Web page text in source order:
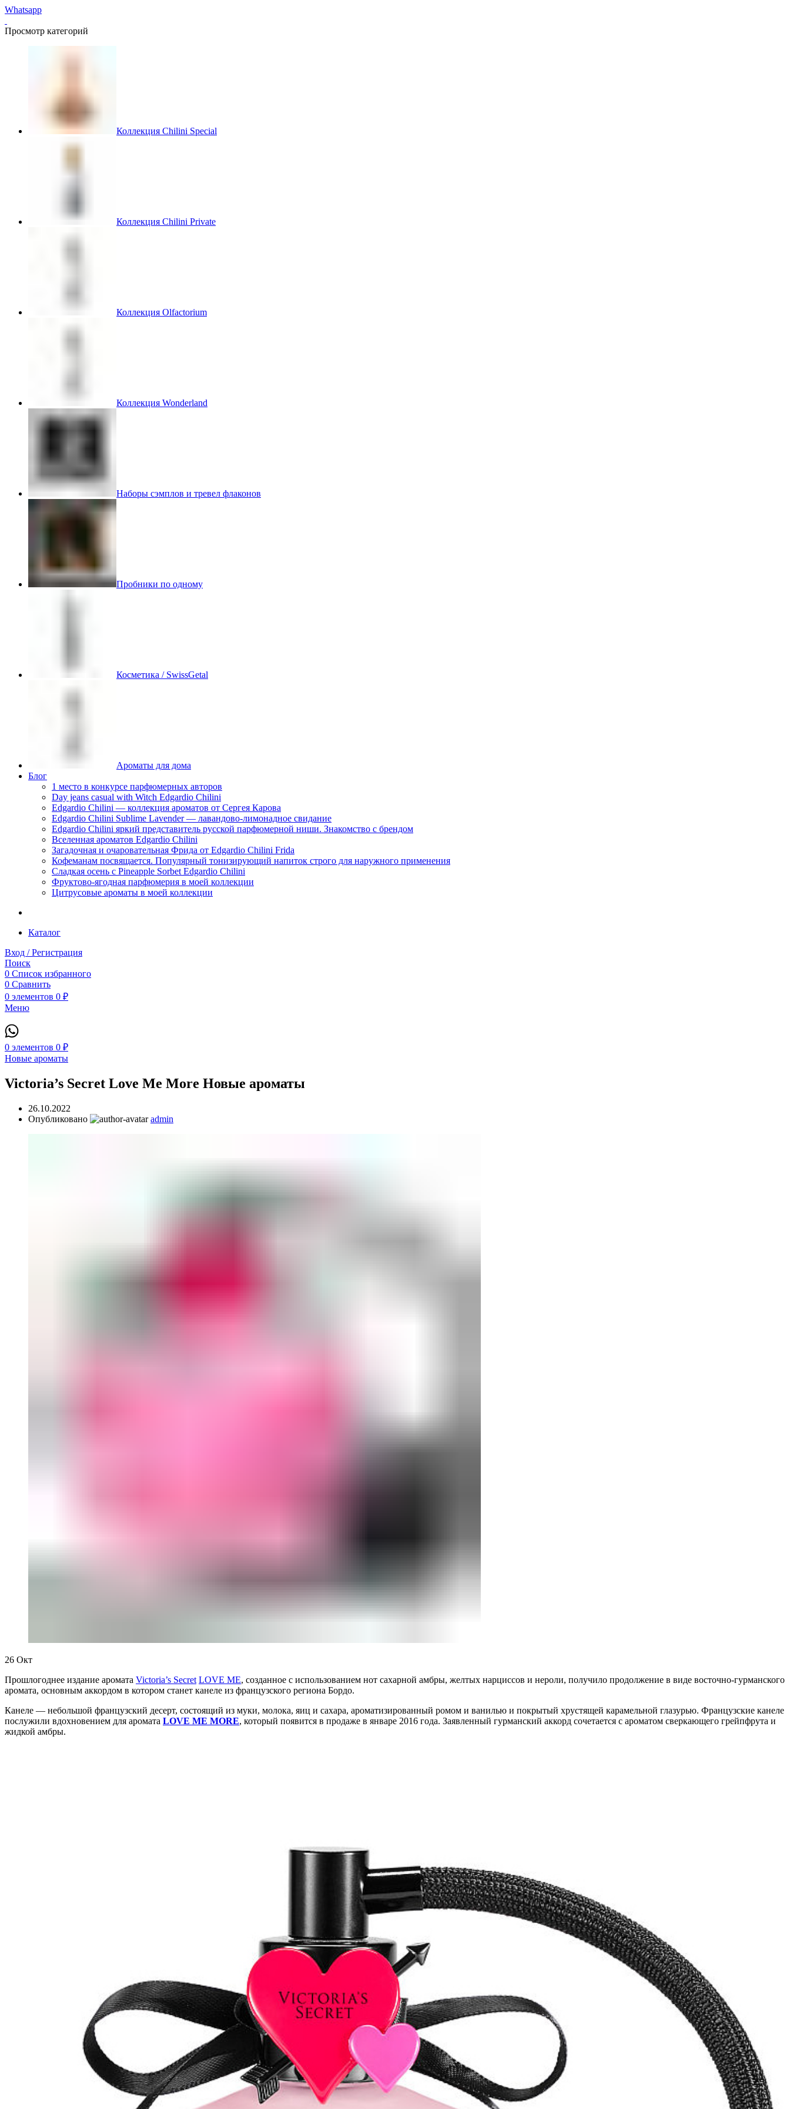
Whatsapp
Просмотр категорий
Коллекция Chilini Special
Коллекция Chilini Private
Коллекция Olfactorium
Коллекция Wonderland
Наборы сэмплов и тревел флаконов
Пробники по одному
Косметика / SwissGetal
Ароматы для дома
Блог
1 место в конкурсе парфюмерных авторов
Day jeans casual with Witch Edgardio Chilini
Edgardio Chilini — коллекция ароматов от Сергея Карова
Edgardio Chilini Sublime Lavender — лавандово-лимонадное свидание
Edgardio Chilini яркий представитель русской парфюмерной ниши. Знакомство с брендом
Вселенная ароматов Edgardio Chilini
Загадочная и очаровательная Фрида от Edgardio Chilini Frida
Кофеманам посвящается. Популярный тонизирующий напиток строго для наружного применения
Сладкая осень с Pineapple Sorbet Edgardio Chilini
Фруктово-ягодная парфюмерия в моей коллекции
​Цитрусовые ароматы в моей коллекции
Каталог
Вход / Регистрация
Поиск
0 Список избранного
0 Сравнить
0 элементов 0 ₽
Меню
0 элементов 0 ₽
Новые ароматы
Victoria’s Secret Love Me More Новые ароматы
26.10.2022
Опубликовано
admin
26 Окт
Прошлогоднее издание аромата Victoria’s Secret LOVE ME, созданное с использованием нот сахарной амбры, желтых нарциссов и нероли, получило продолжение в виде восточно-гурманского
аромата, основным аккордом в котором станет канеле из французского региона Бордо.
Канеле — небольшой французский десерт, состоящий из муки, молока, яиц и сахара, ароматизированный ромом и ванилью и покрытый хрустящей карамельной глазурью. Французские канеле
послужили вдохновением для аромата LOVE ME MORE, который появится в продаже в январе 2016 года. Заявленный гурманский аккорд сочетается с ароматом сверкающего грейпфрута и
жидкой амбры.